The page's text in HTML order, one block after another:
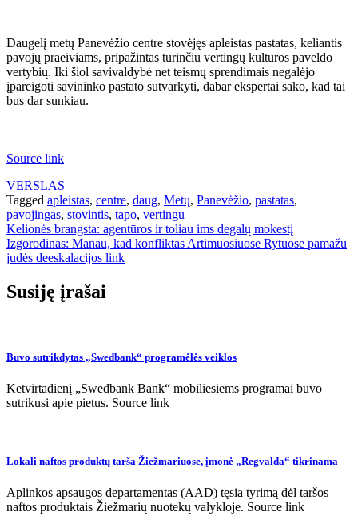
Daugelį metų Panevėžio centre stovėjęs apleistas pastatas, keliantis
pavojų praeiviams, pripažintas turinčiu vertingų kultūros paveldo
vertybių. Iki šiol savivaldybė net teismų sprendimais negalėjo
įpareigoti savininko pastato sutvarkyti, dabar ekspertai sako, kad tai
bus dar sunkiau.
Source link
VERSLAS
Tagged apleistas, centre, daug, Metų, Panevėžio, pastatas,
pavojingas, stovintis, tapo, vertingu
Navigacija
tarp
Kelionės brangsta: agentūros ir toliau ims degalų mokestį
Izgorodinas: Manau, kad konfliktas Artimuosiuose Rytuose pamažu
judės deeskalacijos link
Susiję įrašai
Buvo sutrikdytas „Swedbank“ programėlės veiklos
Ketvirtadienį „Swedbank Bank“ mobiliesiems programai buvo
sutrikusi apie pietus. Source link
Lokali naftos produktų tarša Žiežmariuose, įmonė „Regvalda“ tikrinama
Aplinkos apsaugos departamentas (AAD) tęsia tyrimą dėl taršos
naftos produktais Žiežmarių nuotekų valykloje. Source link